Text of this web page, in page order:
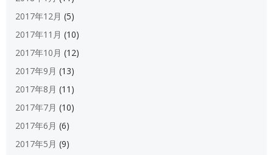
2017年12月 (5)
2017年11月 (10)
2017年10月 (12)
2017年9月 (13)
2017年8月 (11)
2017年7月 (10)
2017年6月 (6)
2017年5月 (9)